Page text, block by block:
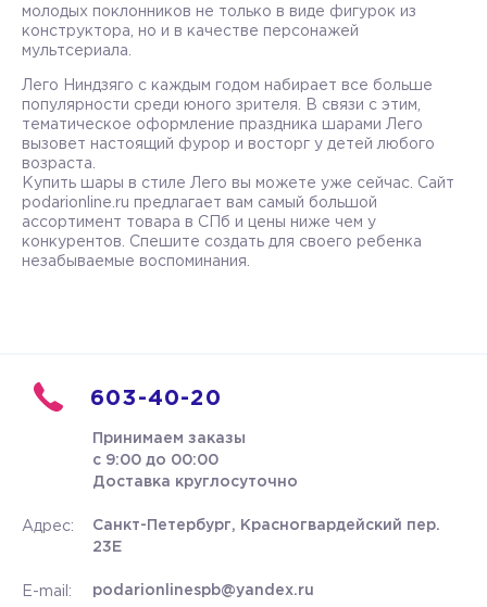
молодых поклонников не только в виде фигурок из
конструктора, но и в качестве персонажей
мультсериала.
Лего Ниндзяго с каждым годом набирает все больше
популярности среди юного зрителя. В связи с этим,
тематическое оформление праздника шарами Лего
вызовет настоящий фурор и восторг у детей любого
возраста.
Купить шары в стиле Лего вы можете уже сейчас. Сайт
podarionline.ru предлагает вам самый большой
ассортимент товара в СПб и цены ниже чем у
конкурентов. Спешите создать для своего ребенка
незабываемые воспоминания.
603-40-20
Принимаем заказы
с 9:00 до 00:00
Доставка круглосуточно
Адрес:
Санкт-Петербург, Красногвардейский пер.
23Е
E-mail: podarionlinespb@yandex.ru